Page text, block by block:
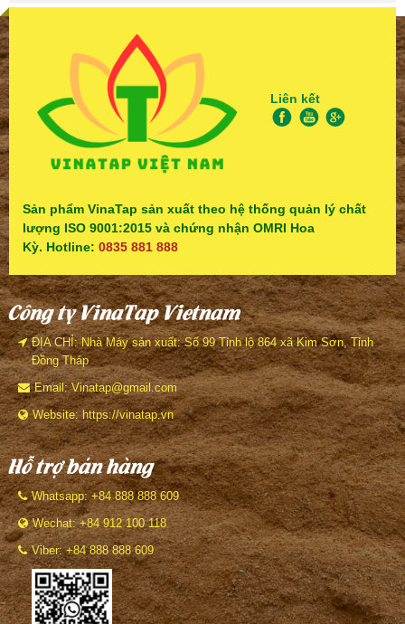
Liên kết
Sản phẩm VinaTap sản xuất theo hệ thống quản lý chất
lượng ISO 9001:2015 và chứng nhận OMRI Hoa
Kỳ. Hotline: 0835 881 888
Công ty VinaTap Vietnam
ĐỊA CHỈ: Nhà Máy sản xuất: Số 99 Tỉnh lộ 864 xã Kim Sơn, Tỉnh
Đồng Tháp
Email: Vinatap@gmail.com
Website: https://vinatap.vn
Hỗ trợ bán hàng
Whatsapp: +84 888 888 609
Wechat: +84 912 100 118
Viber: +84 888 888 609